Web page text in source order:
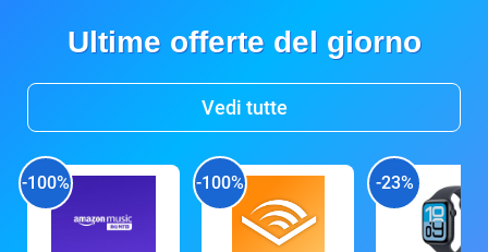
Ultime offerte del giorno
Vedi tutte
-100% -100% -23%